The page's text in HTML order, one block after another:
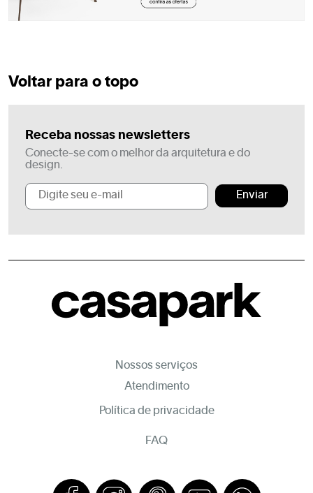
Voltar para o topo
Receba nossas newsletters
Conecte-se com o melhor da arquitetura e do
design.
Enviar
Nossos serviços
Atendimento
Política de privacidade
FAQ